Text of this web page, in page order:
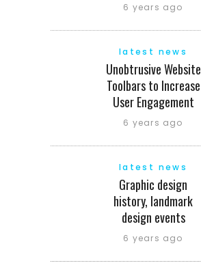
6 years ago
latest news
Unobtrusive Website
Toolbars to Increase
User Engagement
6 years ago
latest news
Graphic design
history, landmark
design events
6 years ago